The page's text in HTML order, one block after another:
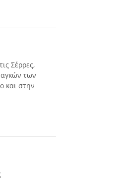
Σέρρες,
των
και στην